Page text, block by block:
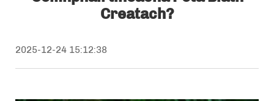
Creatach?
2025-12-24 15:12:38